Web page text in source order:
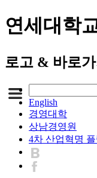
연세대학
로고 & 바로가
English
경영대학
상남경영원
4차 산업혁명